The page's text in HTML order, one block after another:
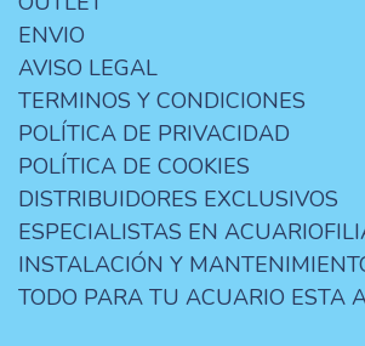
ENVIO
AVISO LEGAL
TERMINOS Y CONDICIONES
POLÍTICA DE PRIVACIDAD
POLÍTICA DE COOKIES
DISTRIBUIDORES EXCLUSIVOS
ESPECIALISTAS EN
INSTALACIÓN Y
TODO PARA TU ACUARIO ESTA